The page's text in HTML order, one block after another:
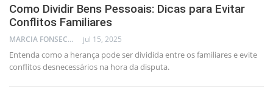
Como Dividir Bens Pessoais: Dicas para Evitar
Conflitos Familiares
MARCIA FONSECA - FINANCIAL CONSULTANT jul 15, 2025
Entenda como a herança pode ser dividida entre os familiares e evite
conflitos desnecessários na hora da disputa.